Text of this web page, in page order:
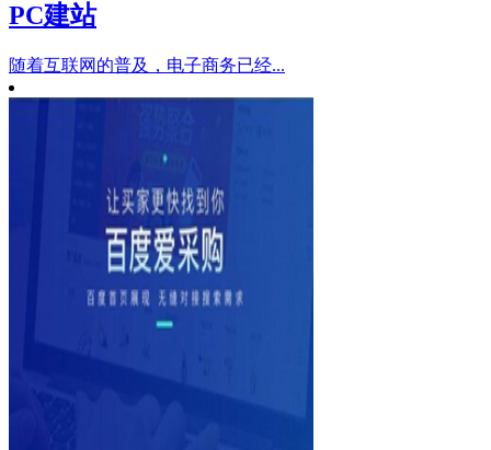
PC建站
随着互联网的普及，电子商务已经...